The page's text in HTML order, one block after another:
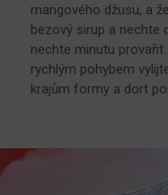
mangového džusu, a
bezový sirup a nechte
nechte minutu
rychlým pohybem
krajům formy a dort